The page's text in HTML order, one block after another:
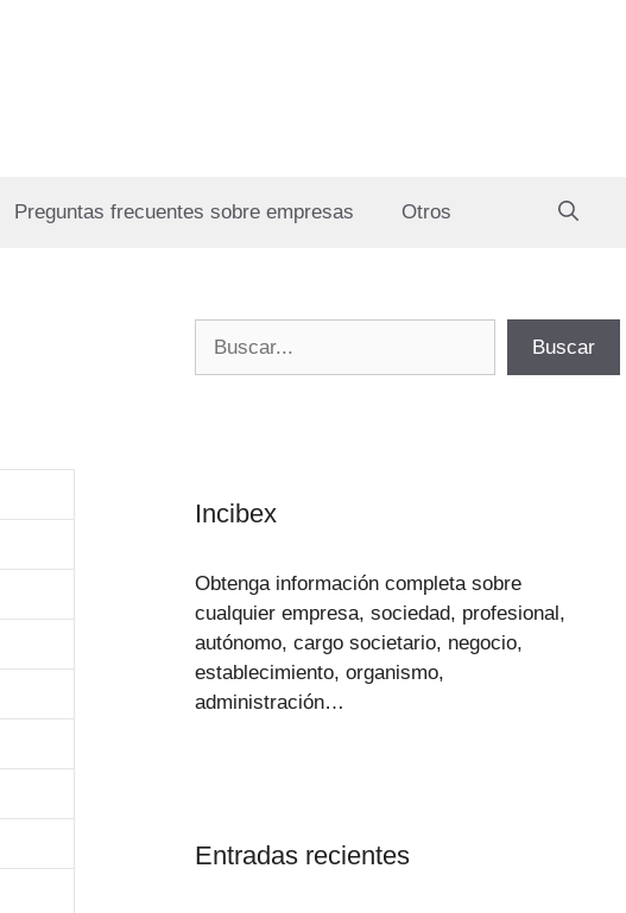
Preguntas frecuentes sobre empresas Otros
Buscar
Incibex
Obtenga información completa sobre
cualquier empresa, sociedad, profesional,
autónomo, cargo societario, negocio,
establecimiento, organismo,
administración…
Entradas recientes